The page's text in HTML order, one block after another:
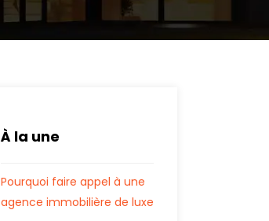
À la une
Pourquoi faire appel à une
agence immobilière de luxe